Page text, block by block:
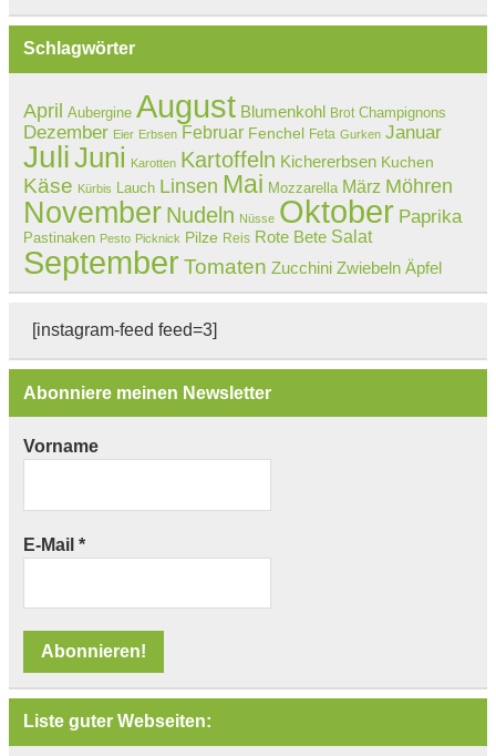
Schlagwörter
April Aubergine August Blumenkohl Brot Champignons
Dezember Eier Erbsen Februar Fenchel Feta Gurken Januar
JuliJuni Karotten Kartoffeln Kichererbsen Kuchen
Käse Kürbis Lauch Linsen Mai Mozzarella März Möhren
November Nudeln Nüsse Oktober Paprika
Pastinaken Pesto Picknick Pilze Reis Rote Bete Salat
September Tomaten Zucchini Zwiebeln Äpfel
[instagram-feed feed=3]
Abonniere meinen Newsletter
Vorname
E-Mail *
Liste guter Webseiten: